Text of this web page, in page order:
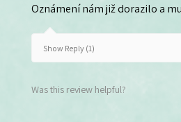
Oznámení nám již dorazilo a
Show Reply (1)
Was this review helpful?